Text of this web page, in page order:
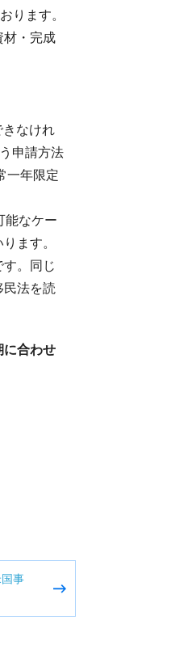
ります。
材・完成
なけれ
申請方法
一年限定
能なケー
ます。
。同じ
民法を読
に合わせ
事